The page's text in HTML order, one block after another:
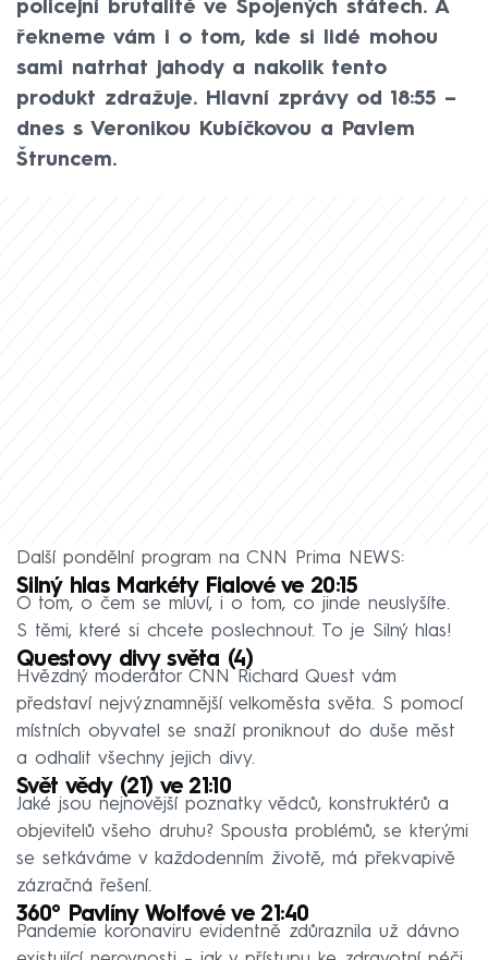
policejní brutalitě ve Spojených státech. A
řekneme vám i o tom, kde si lidé mohou
sami natrhat jahody a nakolik tento
produkt zdražuje. Hlavní zprávy od 18:55 –
dnes s Veronikou Kubíčkovou a Pavlem
Štruncem.
Další pondělní program na CNN Prima NEWS:
Silný hlas Markéty Fialové ve 20:15
O tom, o čem se mluví, i o tom, co jinde neuslyšíte.
S těmi, které si chcete poslechnout. To je Silný hlas!
Questovy divy světa (4)
Hvězdný moderátor CNN Richard Quest vám
představí nejvýznamnější velkoměsta světa. S pomocí
místních obyvatel se snaží proniknout do duše měst
a odhalit všechny jejich divy.
Svět vědy (21) ve 21:10
Jaké jsou nejnovější poznatky vědců, konstruktérů a
objevitelů všeho druhu? Spousta problémů, se kterými
se setkáváme v každodenním životě, má překvapivě
zázračná řešení.
360° Pavlíny Wolfové ve 21:40
Pandemie koronaviru evidentně zdůraznila už dávno